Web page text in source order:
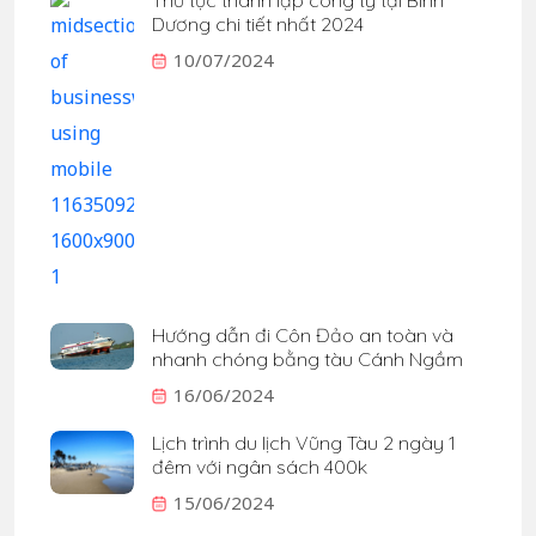
Dương chi tiết nhất 2024
10/07/2024
Hướng dẫn đi Côn Đảo an toàn và
nhanh chóng bằng tàu Cánh Ngầm
16/06/2024
Lịch trình du lịch Vũng Tàu 2 ngày 1
đêm với ngân sách 400k
15/06/2024